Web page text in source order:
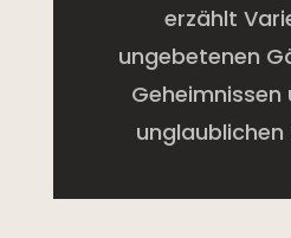
erzählt
ungebetenen
Geheimnissen
unglaublichen